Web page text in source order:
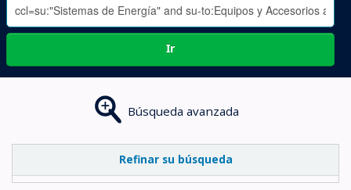
Ir
Búsqueda avanzada
Refinar su búsqueda